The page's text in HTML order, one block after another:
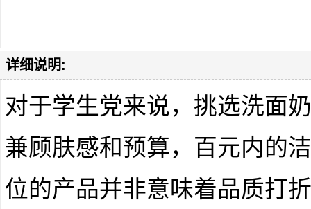
详细说明:
对于学生党来说，挑选洗面
兼顾肤感和预算，百元内的
位的产品并非意味着品质打